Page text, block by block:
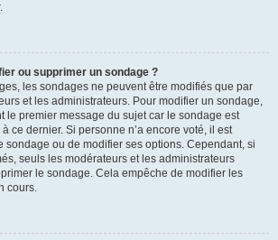
ou supprimer un sondage ?
les sondages ne peuvent être modifiés que par
et les administrateurs. Pour modifier un sondage,
le premier message du sujet car le sondage est
ce dernier. Si personne n’a encore voté, il est
sondage ou de modifier ses options. Cependant, si
seuls les modérateurs et les administrateurs
le sondage. Cela empêche de modifier les
cours.